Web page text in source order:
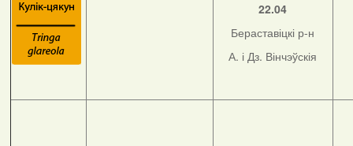
22.04
Бераставіцкі р-н
А. і Дз. Вінчэўскія